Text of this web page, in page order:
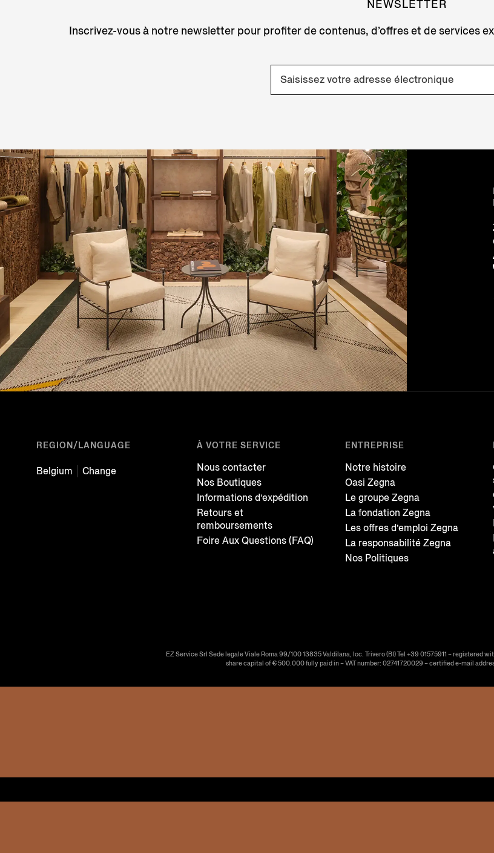
NEWSLETTER
Inscrivez-vous à notre newsletter pour profiter de contenus, d’offres et de services
REGION/LANGUAGE
Belgium Change
À VOTRE SERVICE
Nous contacter
Nos Boutiques
Informations d’expédition
Retours et
remboursements
Foire Aux Questions (FAQ)
ENTREPRISE
Notre histoire
Oasi Zegna
Le groupe Zegna
La fondation Zegna
Les offres d’emploi Zegna
La responsabilité Zegna
Nos Politiques
EZ Service Srl Sede legale Viale Roma 99/100 13835 Valdilana, loc. Trivero (BI) Tel +39 01575911 – registered
share capital of € 500.000 fully paid in – VAT number: 02741720029 – certified e-mail